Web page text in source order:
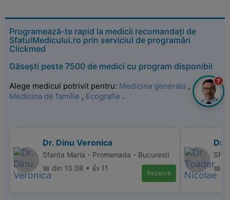
Programează-te rapid la medicii recomandați de
SfatulMedicului.ro prin serviciul de programări
Clickmed
Găsești peste 7500 de medici cu program disponibil
Alege medicul potrivit pentru: Medicina generala ,
Medicina de familie , Ecografie .
Dr. Dinu Veronica
Sfanta Maria - Promenada - Bucuresti
📅 din 10.08 • 👍 11
Rezervă
Dr.
📅
?